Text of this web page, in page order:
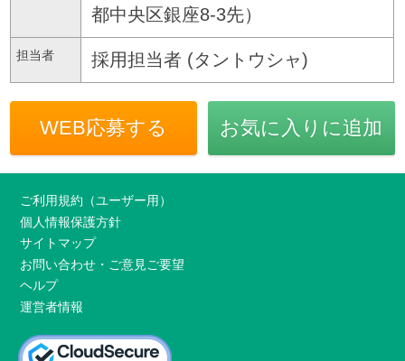
都中央区銀座8-3先）
担当者 採用担当者 (タントウシャ)
WEB応募する お気に入りに追加
ご利用規約（ユーザー用）
個人情報保護方針
サイトマップ
お問い合わせ・ご意見ご要望
ヘルプ
運営者情報